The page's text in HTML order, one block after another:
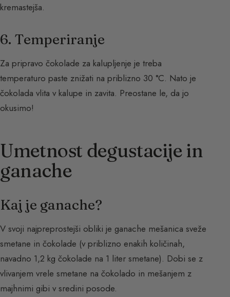
kremastejša.
6. Temperiranje
Za pripravo čokolade za kalupljenje je treba
temperaturo paste znižati na priblizno 30 °C. Nato je
čokolada vlita v kalupe in zavita. Preostane le, da jo
okusimo!
Umetnost degustacije in
ganache
Kaj je ganache?
V svoji najpreprostejši obliki je ganache mešanica sveže
smetane in čokolade (v priblizno enakih količinah,
navadno 1,2 kg čokolade na 1 liter smetane). Dobi se z
vlivanjem vrele smetane na čokolado in mešanjem z
majhnimi gibi v sredini posode.